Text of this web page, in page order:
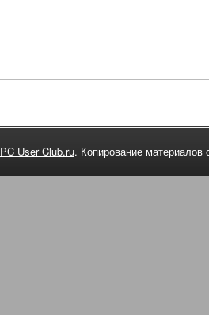
PC User Club.ru. Копирование материалов